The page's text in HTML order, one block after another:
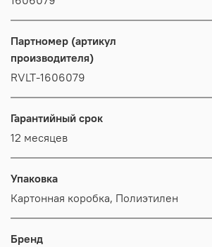
Партномер (артикул
производителя)
RVLT-1606079
Гарантийный срок
12 месяцев
Упаковка
Картонная коробка, Полиэтилен
Бренд